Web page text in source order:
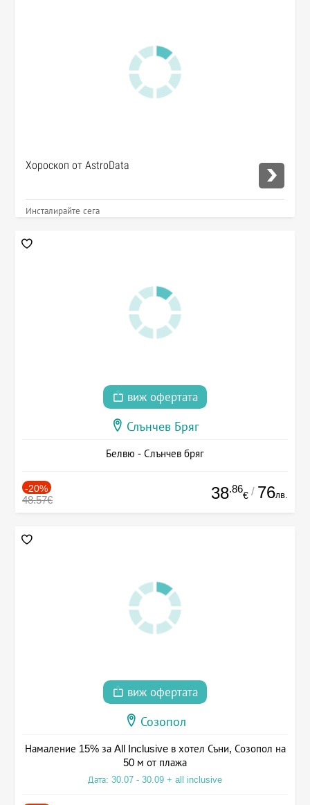
Хороскоп от AstroData
Инсталирайте сега
виж офертата
Слънчев Бряг
Белвю - Слънчев бряг
-20%
48.57€ 38.86
€ / 76лв.
виж офертата
Созопол
Намаление 15% за All Inclusive в хотел Съни, Созопол на
50 м от плажа
Дата: 30.07 - 30.09 + all inclusive